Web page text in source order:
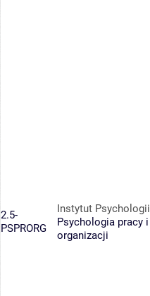
2.5-
PSPRORG
Instytut Psychologii
Psychologia pracy i
organizacji